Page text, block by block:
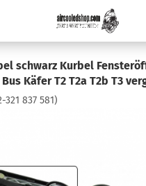
schwarz Kurbel
Käfer T2 T2a T2b T3
321 837 581)